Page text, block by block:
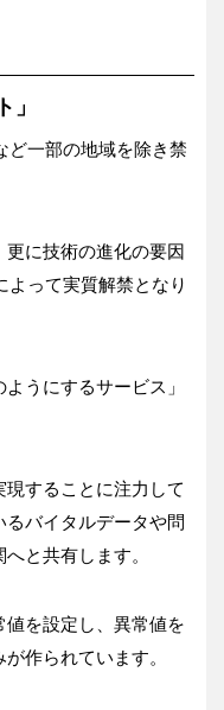
」
ど一部の地域を除き禁
更に技術の進化の要因
よって実質解禁となり
うにするサービス」
することに注力して
バイタルデータや問
と共有します。
値を設定し、異常値を
作られています。